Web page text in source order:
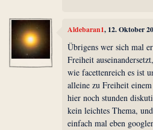
Aldebaran1, 12. Oktober
Übrigens wer sich mal
Freiheit
wie facettenreich es ist
alleine zu Freiheit
hier noch stunden
kein leichtes Thema,
einfach mal eben